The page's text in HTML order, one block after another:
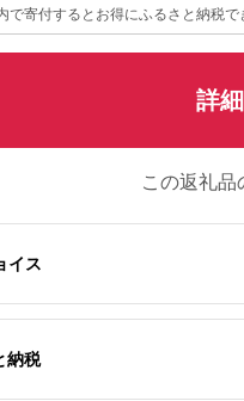
寄付するとお得にふるさと納税で
詳
この返礼品
イス
納税